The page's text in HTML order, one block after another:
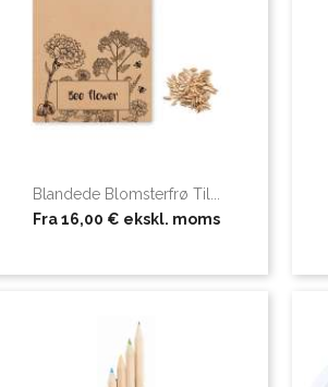
Blandede Blomsterfrø Til...
Fra16,00 € ekskl. moms